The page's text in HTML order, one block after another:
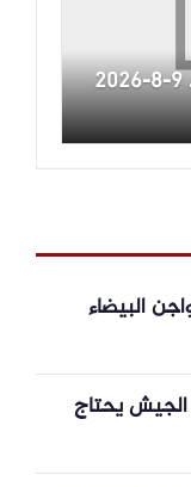
سعر الدرهم الإماراتي اليوم الأحد 9-8-2026
البيضاء
يحتاج